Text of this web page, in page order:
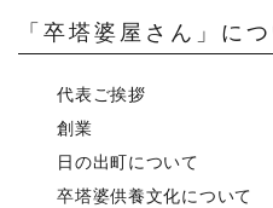
「卒塔婆屋さん」に
代表ご挨拶
創業
日の出町について
卒塔婆供養文化について